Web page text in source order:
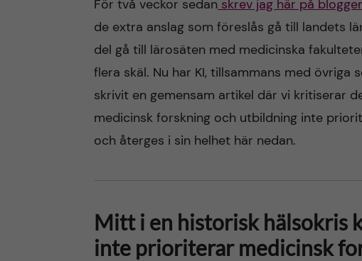
För två veckor sedan skrev jag här på
de extra anslag som föreslås gå till landets
del gå till lärosäten med medicinska
flera skäl. Nu har KI, tillsammans med
skrivit en gemensam artikel där vi kritiserar
medicinsk forskning och utbildning inte
och återges i sin helhet här nedan.
Mitt i en historisk hälsokris
inte prioriterar medicinsk